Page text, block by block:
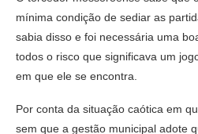
mínima condição de sediar as
sabia disso e foi necessária uma
todos o risco que significava um
em que ele se encontra.
Por conta da situação caótica em
sem que a gestão municipal adote